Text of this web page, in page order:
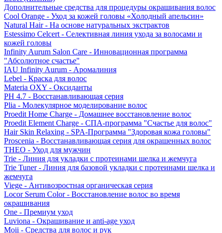
Дополнительные средства для процедуры окрашивания волос
Cool Orange - Уход за кожей головы «Холодный апельсин»
Natural Hair - На основе натуральных экстрактов
Estessimo Celcert - Селективная линия ухода за волосами и
кожей головы
Infinity Aurum Salon Care - Инновационная программа
"Абсолютное счастье"
IAU Infinity Aurum - Аромалиния
Lebel - Краска для волос
Materia OXY - Оксиданты
PH 4.7 - Восстанавливающая серия
Plia - Молекулярное моделирование волос
Proedit Home Charge - Домашнее восстановление волос
Proedit Element Charge - СПА-программа "Счастье для волос"
Hair Skin Relaxing - SPA-Программа "Здоровая кожа головы"
Proscenia - Восстанавливающая серия для окрашенных волос
THEO - Уход для мужчин
Trie - Линия для укладки с протеинами шелка и жемчуга
Trie Tuner - Линия для базовой укладки с протеинами шелка и
жемчуга
Viege - Антивозростная органическая серия
Locor Serum Color - Восстановление волос во время
окрашивания
One - Премиум уход
Luviona - Окрашивание и anti-age уход
Moii - Средства для волос и рук